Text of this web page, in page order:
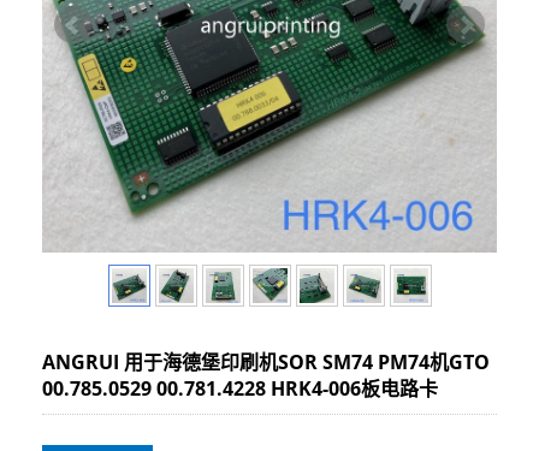
ANGRUI 用于海德堡印刷机SOR SM74 PM74机GTO
00.785.0529 00.781.4228 HRK4-006板电路卡